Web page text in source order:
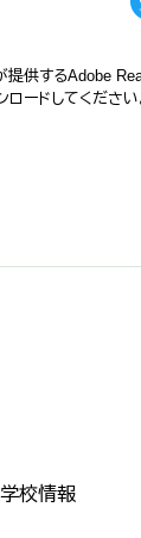
供するAdobe
ードしてください。
校情報